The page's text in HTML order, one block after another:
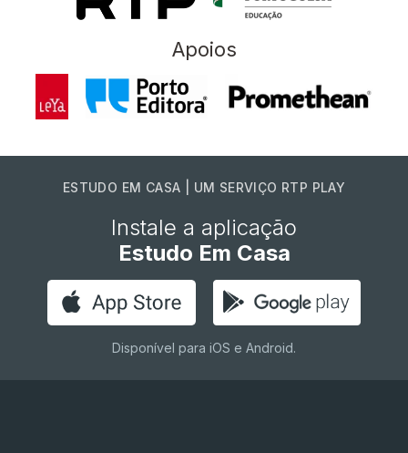
Apoios
ESTUDO EM CASA | UM SERVIÇO RTP PLAY
Instale a aplicação
Estudo Em Casa
Disponível para iOS e Android.